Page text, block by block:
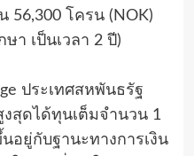
56,300 โครน (NOK)
า เป็นเวลา 2 ปี)
ประเทศสหพันธรัฐ
สุดได้ทุนเต็มจำนวน 1
อยู่กับฐานะทางการเงิน